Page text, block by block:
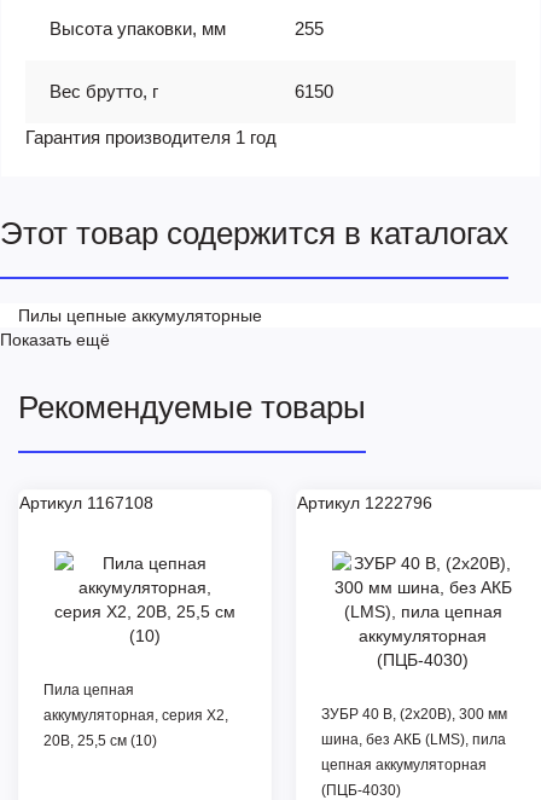
Высота упаковки, мм 255
Вес брутто, г 6150
Гарантия производителя 1 год
Этот товар содержится в каталогах
Пилы цепные аккумуляторные
Показать ещё
Рекомендуемые товары
Артикул 1167108
Пила цепная
аккумуляторная, серия X2,
20В, 25,5 см (10)
Артикул 1222796
ЗУБР 40 В, (2x20В), 300 мм
шина, без АКБ (LMS), пила
цепная аккумуляторная
(ПЦБ-4030)